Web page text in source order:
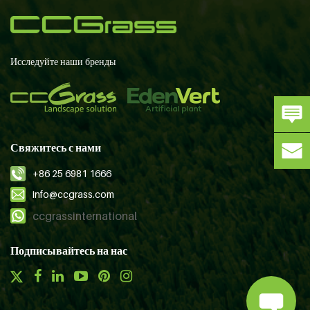
Исследуйте наши бренды
Свяжитесь с нами
+86 25 6981 1666
info@ccgrass.com
ccgrassinternational
Подписывайтесь на нас